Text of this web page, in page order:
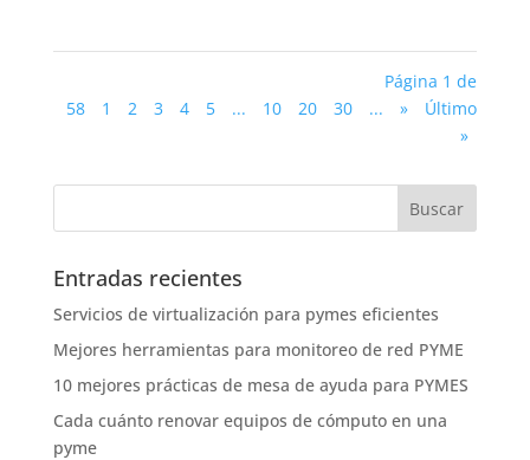
Página 1 de
58
1 2 3 4 5 ... 10 20 30 ... »
Último
»
Entradas recientes
Servicios de virtualización para pymes eficientes
Mejores herramientas para monitoreo de red PYME
10 mejores prácticas de mesa de ayuda para PYMES
Cada cuánto renovar equipos de cómputo en una
pyme